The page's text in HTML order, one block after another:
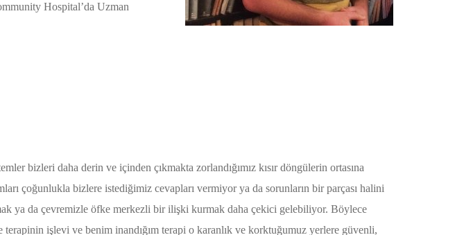
Hospital’da Uzman
bizleri daha derin ve içinden çıkmakta zorlandığımız kısır döngülerin ortasına
çoğunlukla bizlere istediğimiz cevapları vermiyor ya da sorunların bir parçası halini
ya da çevremizle öfke merkezli bir ilişki kurmak daha çekici gelebiliyor. Böylece
terapinin işlevi ve benim inandığım terapi o karanlık ve korktuğumuz yerlere güvenli,